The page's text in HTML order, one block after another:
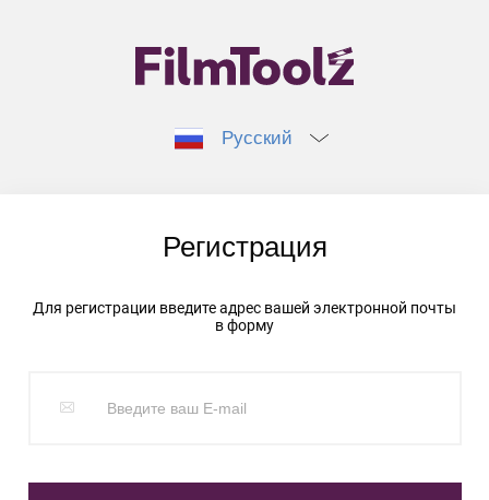
Русский
Регистрация
Для регистрации введите адрес вашей электронной почты
в форму